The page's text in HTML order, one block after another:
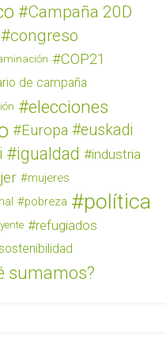
Campaña 20D
congreso
COP21
de campaña
elecciones
Europa euskadi
igualdad industria
mujeres
pobreza política
refugiados
sumamos?